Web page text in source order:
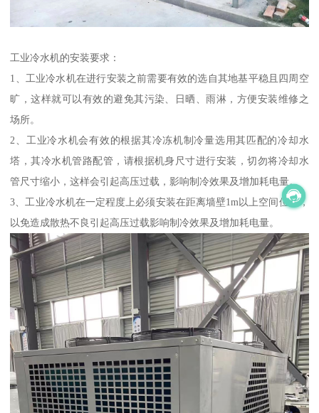
工业冷水机的安装要求：
1、工业冷水机在进行安装之前需要有效的选自其地基平稳且四周空
旷，这样就可以有效的避免其污染、日晒、雨淋，方便安装维修之
场所。
2、工业冷水机会有效的根据其冷冻机制冷量选用其匹配的冷却水
塔，其冷水机管路配管，请根据机身尺寸进行安装，切勿将冷却水
管尺寸缩小，这样会引起高压过载，影响制冷效果及增加耗电量。
3、工业冷水机在一定程度上必须安装在距离墙壁1m以上空间位置，
以免造成散热不良引起高压过载影响制冷效果及增加耗电量。